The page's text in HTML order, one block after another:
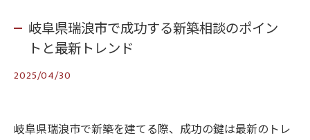
岐阜県瑞浪市で成功する新築相談のポイン
トと最新トレンド
2025/04/30
岐阜県瑞浪市で新築を建てる際、成功の鍵は最新のトレ